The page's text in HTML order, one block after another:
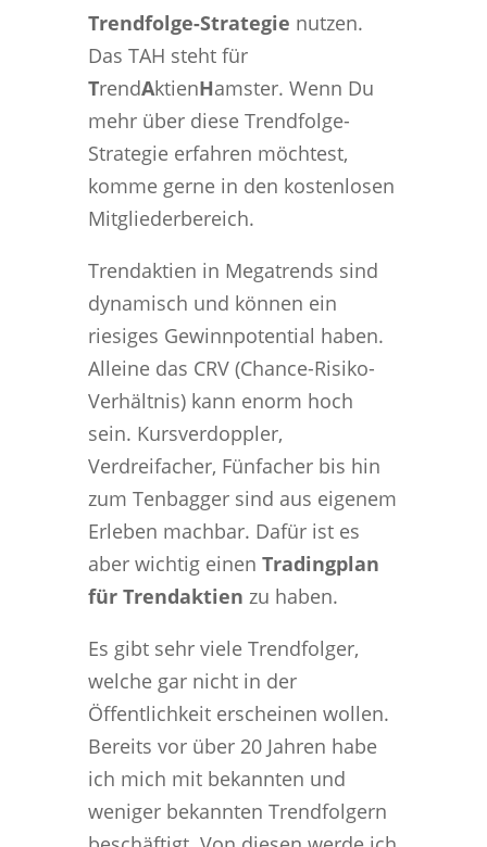
Trendfolge-Strategie nutzen.
Das TAH steht für
TrendAktienHamster. Wenn Du
mehr über diese Trendfolge-
Strategie erfahren möchtest,
komme gerne in den kostenlosen
Mitgliederbereich.
Trendaktien in Megatrends sind
dynamisch und können ein
riesiges Gewinnpotential haben.
Alleine das CRV (Chance-Risiko-
Verhältnis) kann enorm hoch
sein. Kursverdoppler,
Verdreifacher, Fünfacher bis hin
zum Tenbagger sind aus eigenem
Erleben machbar. Dafür ist es
aber wichtig einen Tradingplan
für Trendaktien zu haben.
Es gibt sehr viele Trendfolger,
welche gar nicht in der
Öffentlichkeit erscheinen wollen.
Bereits vor über 20 Jahren habe
ich mich mit bekannten und
weniger bekannten Trendfolgern